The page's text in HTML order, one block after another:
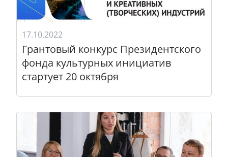
17.10.2022
Грантовый конкурс Президентского
фонда культурных инициатив
стартует 20 октября